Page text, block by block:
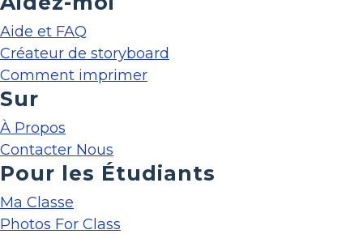
Aide et FAQ
Créateur de storyboard
Comment imprimer
Sur
À Propos
Contacter Nous
Pour les Étudiants
Ma Classe
Photos For Class